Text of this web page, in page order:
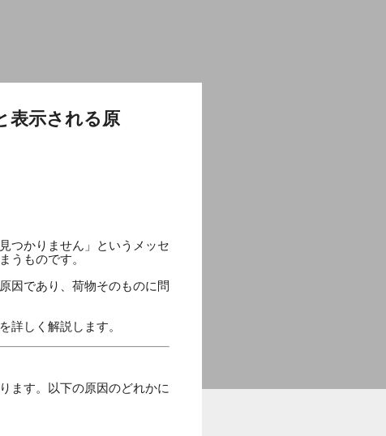
表示される原
つかりません」というメッセ
うものです。
因であり、荷物そのものに問
詳しく解説します。
ます。以下の原因のどれかに